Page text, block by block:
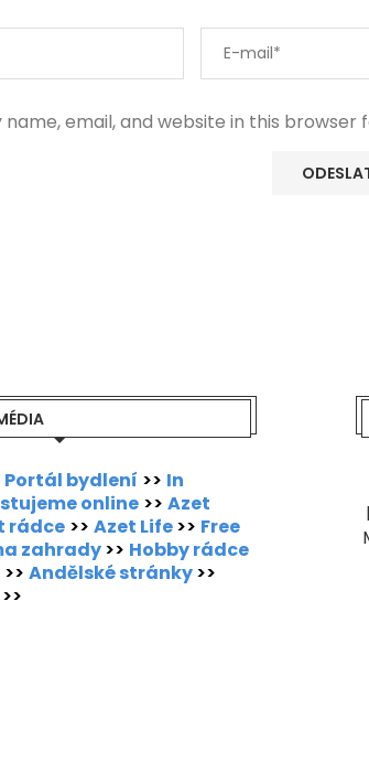
name, email, and website in this
Portál bydlení >> In
online >> Azet
rádce >> Azet Life>> Free
zahrady>> Hobby rádce
>> Andělské stránky>>
>>